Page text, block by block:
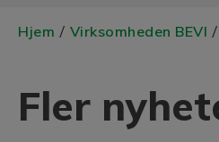
Hjem / Virksomheden BEVI /
Fler